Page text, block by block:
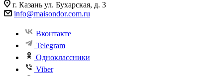
г. Казань ул. Бухарская, д. 3
info@maisondor.com.ru
Вконтакте
Telegram
Одноклассники
Viber